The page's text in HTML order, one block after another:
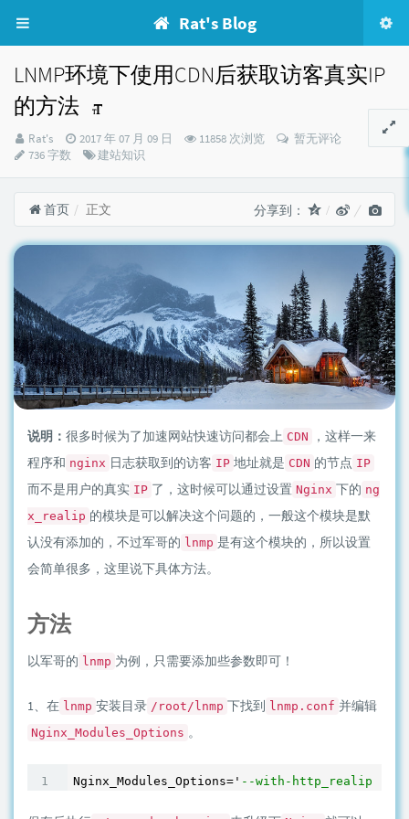
Rat's Blog
LNMP环境下使用CDN后获取访客真实IP
的方法
博
主：
Rat's
发
布
2017 年 07 月 09 日 11858 次浏览
暂无评论
736 字数
分
建站知识
首页 正文 分享到：
说明： 很多时候为了加速网站快速访问都会上 CDN
，这样一来
程序和 nginx 日志获取到的访客 IP 地址就是 CDN 的节点 IP
而不是用户的真实 IP 了，这时候可以通过设置 Nginx 下的 ng
x_realip 的模块是可以解决这个问题的，一般这个模块是默
认没有添加的，不过军哥的 lnmp 是有这个模块的，所以设置
会简单很多，这里说下具体方法。
方法
以军哥的 lnmp 为例，只需要添加些参数即可！
1、在 lnmp 安装目录 /root/lnmp 下找到 lnmp.conf 并编辑
Nginx_Modules_Options 。
Nginx_Modules_Options=' --with-